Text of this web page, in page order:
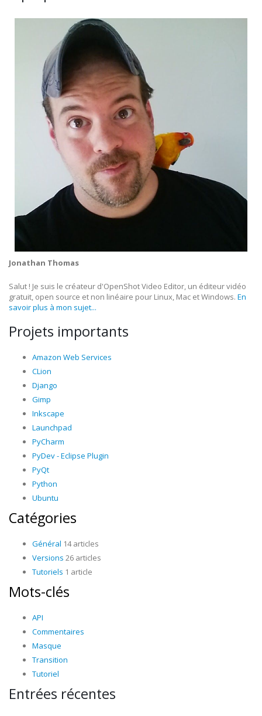
Jonathan Thomas
Salut ! Je suis le créateur d'OpenShot Video Editor, un éditeur vidéo
gratuit, open source et non linéaire pour Linux, Mac et Windows. En
savoir plus à mon sujet...
Projets importants
Amazon Web Services
CLion
Django
Gimp
Inkscape
Launchpad
PyCharm
PyDev - Eclipse Plugin
PyQt
Python
Ubuntu
Catégories
Général 14 articles
Versions 26 articles
Tutoriels 1 article
Mots-clés
API
Commentaires
Masque
Transition
Tutoriel
Entrées récentes